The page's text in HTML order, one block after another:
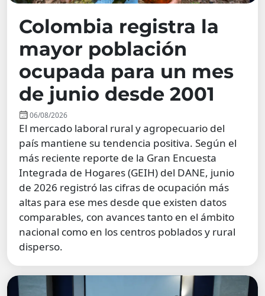
Colombia registra la
mayor población
ocupada para un mes
de junio desde 2001
06/08/2026
El mercado laboral rural y agropecuario del
país mantiene su tendencia positiva. Según el
más reciente reporte de la Gran Encuesta
Integrada de Hogares (GEIH) del DANE, junio
de 2026 registró las cifras de ocupación más
altas para ese mes desde que existen datos
comparables, con avances tanto en el ámbito
nacional como en los centros poblados y rural
disperso.